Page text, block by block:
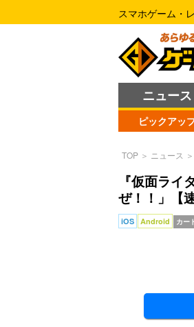
スマホゲーム・
ニュース
ピックアッ
TOP ＞ ニュース ＞
『仮面ラ
ぜ！！」【
iOS Android カー